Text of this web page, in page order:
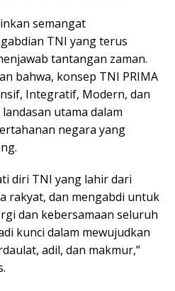
semangat
TNI yang terus
tantangan zaman.
bahwa, konsep TNI PRIMA
Integratif, Modern, dan
utama dalam
negara yang
diri TNI yang lahir dari
rakyat, dan mengabdi untuk
dan kebersamaan seluruh
kunci dalam mewujudkan
adil, dan makmur,”